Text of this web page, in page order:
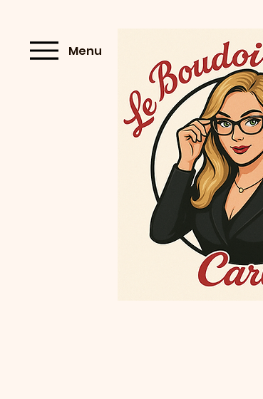
Menu
Menu